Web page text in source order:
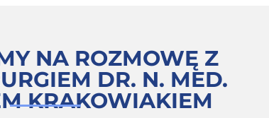
NA ROZMOWĘ Z
DR. N. MED.
KRAKOWIAKIEM